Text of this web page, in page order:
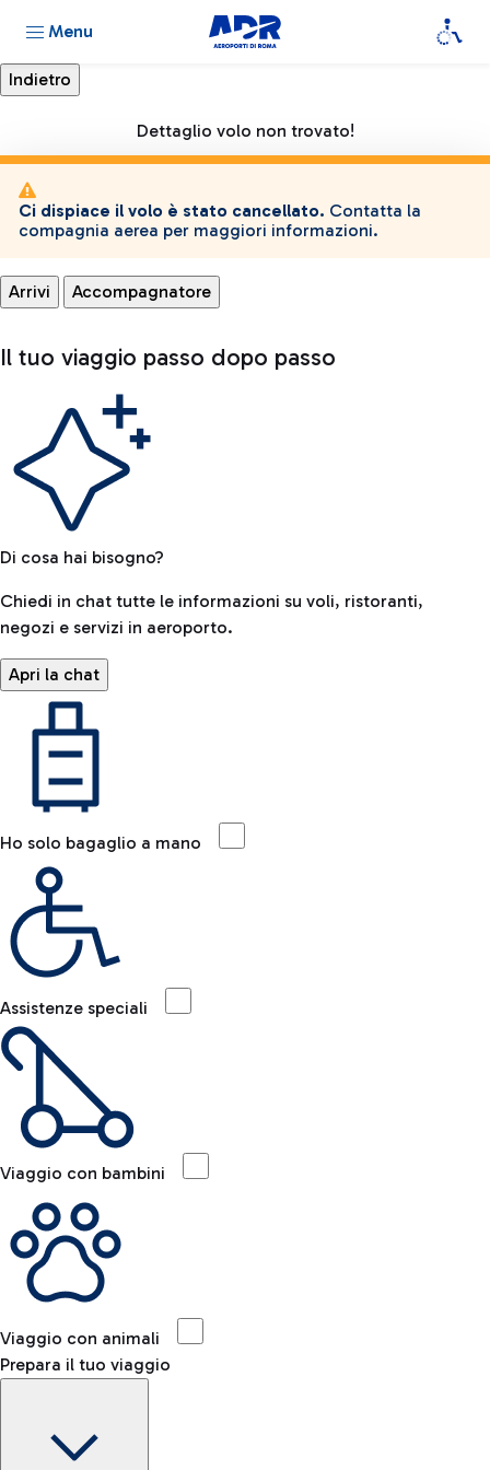
Menu
Dettaglio volo non trovato!
Ci dispiace il volo è stato cancellato. Contatta la
compagnia aerea per maggiori informazioni.
Arrivi Accompagnatore
Il tuo viaggio passo dopo passo
Di cosa hai bisogno?
Chiedi in chat tutte le informazioni su voli, ristoranti,
negozi e servizi in aeroporto.
Apri la chat
Ho solo bagaglio a mano
Assistenze speciali
Viaggio con bambini
Viaggio con animali
Prepara il tuo viaggio